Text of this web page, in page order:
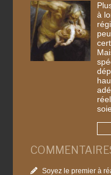
à
Soyez le premier à